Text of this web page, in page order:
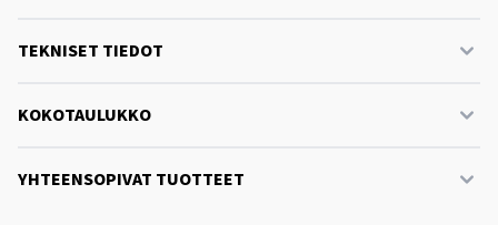
TEKNISET TIEDOT
KOKOTAULUKKO
YHTEENSOPIVAT TUOTTEET